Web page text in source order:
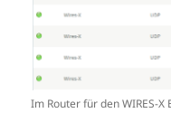
Im Router für den WIRES-